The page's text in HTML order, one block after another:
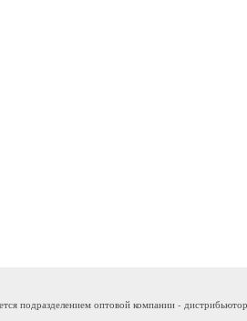
подразделением оптовой компании -